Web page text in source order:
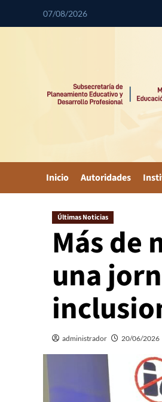
07/08/2026
Inicio Autoridades
Últimas Noticias
Más de
una
administrador 20/06/2026